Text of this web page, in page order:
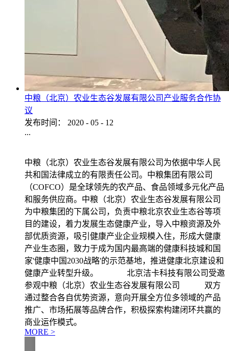
中粮（北京）农业生态谷发展有限公司产业服务合作协
议
发布时间：
2020 - 05 - 12
...
中粮（北京）农业生态谷发展有限公司为依据中华人民
共和国法律成立的有限责任公司。中粮集团有限公司
（COFCO）是全球领先的农产品、食品领域多元化产品
和服务供应商。中粮（北京）农业生态谷发展有限公司
为中粮集团的下属公司，负责中粮北京农业生态谷等项
目的建设，着力发展生态健康产业，导入中粮资源及外
部优质资源，吸引健康产业企业规模入住，形成大健康
产业生态圈，致力于成为国内最高端的健康科技城和国
家'健康中国2030战略'的示范基地，推进健康北京建设和
健康产业转型升级。 北京洁卡科技有限公司受邀
参观中粮（北京）农业生态谷发展有限公司 双方
通过整合各自优势资源，意向开展全方位多领域的产品
推广、市场拓展等品牌合作，积极探索构建闭环共赢的
商业运作模式。
MORE >